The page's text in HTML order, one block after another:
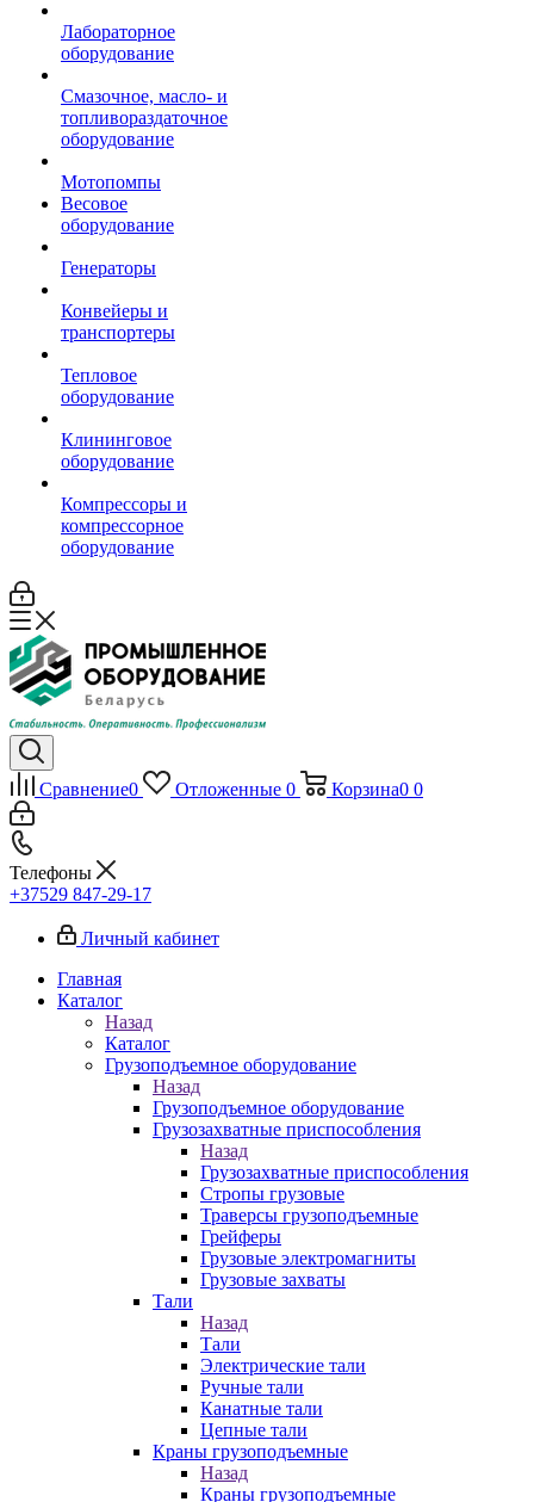
Лабораторное
оборудование
Смазочное, масло- и
топливораздаточное
оборудование
Мотопомпы
Весовое
оборудование
Генераторы
Конвейеры и
транспортеры
Тепловое
оборудование
Клининговое
оборудование
Компрессоры и
компрессорное
оборудование
Сравнение0 Отложенные 0 Корзина0 0
Телефоны
+37529 847-29-17‬
Личный кабинет
Главная
Каталог
Назад
Каталог
Грузоподъемное оборудование
Назад
Грузоподъемное оборудование
Грузозахватные приспособления
Назад
Грузозахватные приспособления
Стропы грузовые
Траверсы грузоподъемные
Грейферы
Грузовые электромагниты
Грузовые захваты
Тали
Назад
Тали
Электрические тали
Ручные тали
Канатные тали
Цепные тали
Краны грузоподъемные
Назад
Краны грузоподъемные